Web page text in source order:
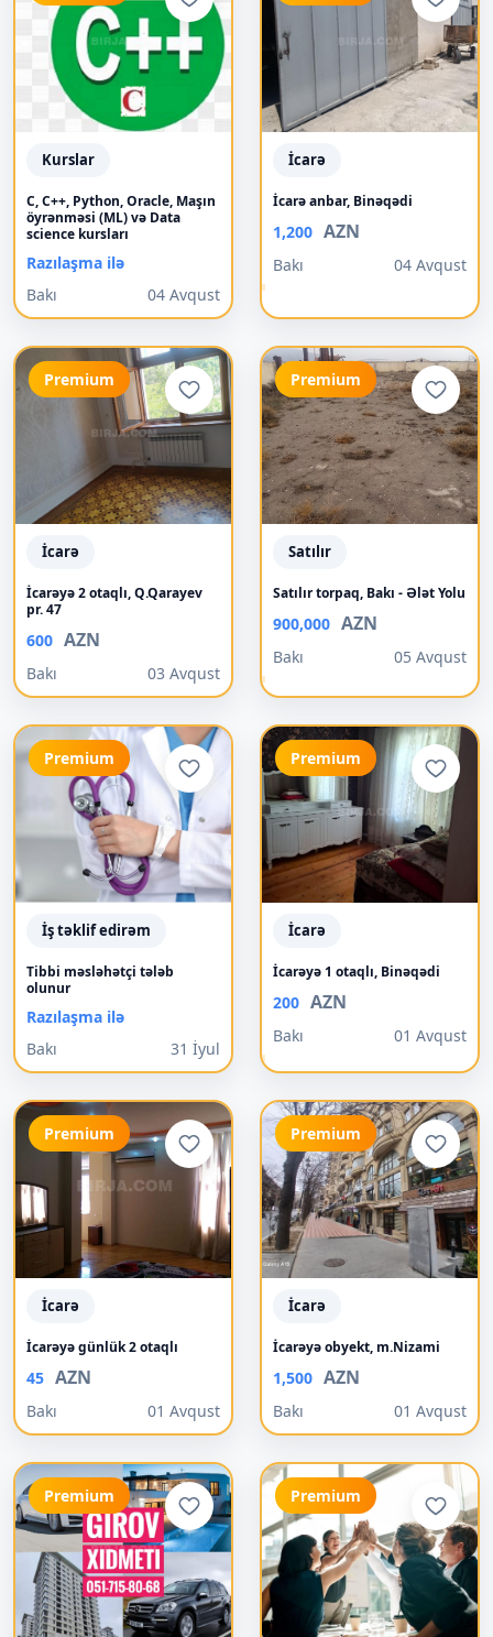
Kurslar
C, C++, Python, Oracle, Maşın
öyrənməsi (ML) və Data
science kursları
Razılaşma ilə
Bakı
04 Avqust
İcarə
İcarə anbar, Binəqədi
1,200 AZN
Bakı 04 Avqust
Premium
İcarə
İcarəyə 2 otaqlı, Q.Qarayev
pr. 47
600 AZN
Bakı 03 Avqust
Premium
Satılır
Satılır torpaq, Bakı - Ələt Yolu
900,000 AZN
Bakı 05 Avqust
Premium
İş təklif edirəm
Tibbi məsləhətçi tələb
olunur
Razılaşma ilə
Bakı
31 İyul
Premium
İcarə
İcarəyə 1 otaqlı, Binəqədi
200 AZN
Bakı 01 Avqust
Premium
İcarə
İcarəyə günlük 2 otaqlı
45 AZN
Bakı 01 Avqust
Premium
İcarə
İcarəyə obyekt, m.Nizami
1,500 AZN
Bakı 01 Avqust
Premium Premium